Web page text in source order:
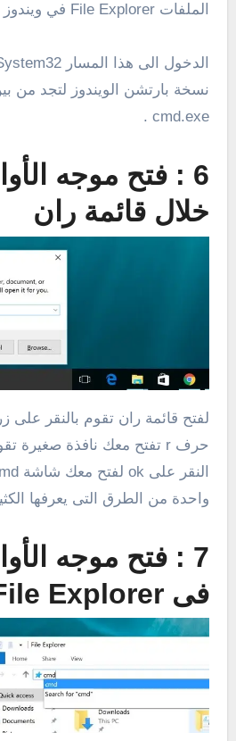
الملفات File Explorer في ويندوز 10، كيف ذلك .. ؟
نسخة بارتشن الويندوز لتجد من
cmd.exe .
6 : فتح موجه
خلال قائمة ران
لفتح قائمة ران تقوم بالنقر على
واحدة من الطرق التى يعرفها
7 : فتح موجه
فى File Explorer